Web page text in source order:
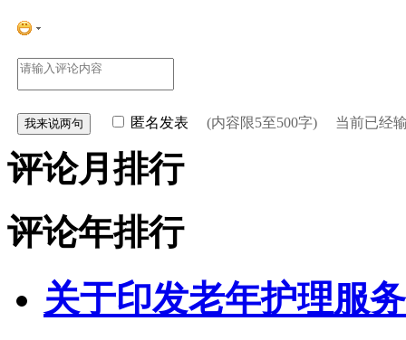
匿名发表 (内容限5至500字) 当前已经
评论月排行
评论年排行
关于印发老年护理服